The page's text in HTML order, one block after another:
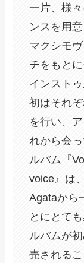
一片、様
ンスを用
マクシモ
チをもと
インスト
初はそれ
を行い、
れから会
ルバム『
voice』は
Agataから
とにとて
ルバムが
売される